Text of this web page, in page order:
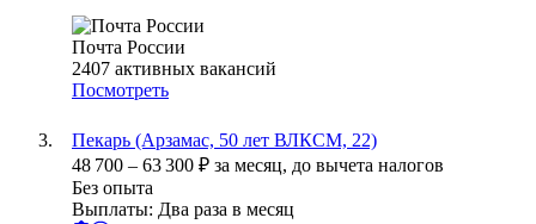
Почта России
2407 активных вакансий
Посмотреть
Пекарь (Арзамас, 50 лет ВЛКСМ, 22)
48 700 – 63 300 ₽ за месяц, до вычета налогов
Без опыта
Выплаты: Два раза в месяц